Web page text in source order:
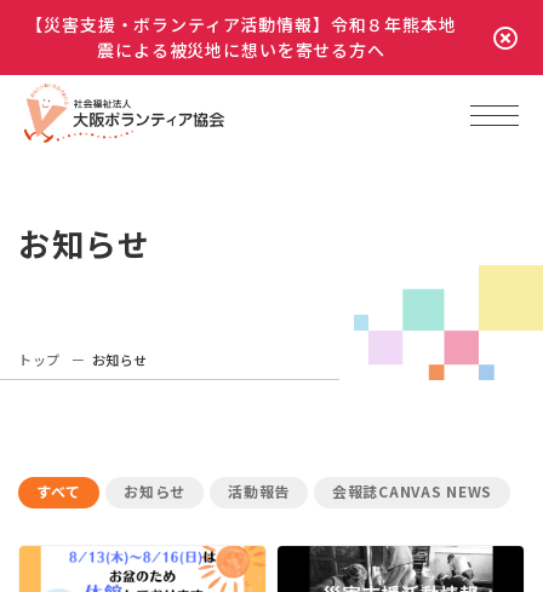
【災害支援・ボランティア活動情報】令和８年熊本地
震による被災地に想いを寄せる方へ
お知らせ
トップ お知らせ
すべて お知らせ 活動報告 会報誌CANVAS NEWS